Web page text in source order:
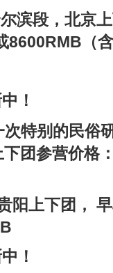
滨段，北京
8600RMB（
！
特别的民俗
团参营价格
阳上下团，
！